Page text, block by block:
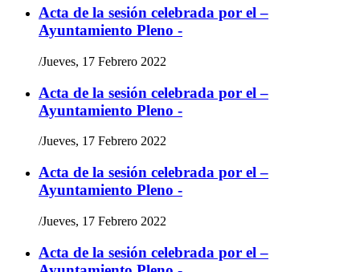
Acta de la sesión celebrada por el –
Ayuntamiento Pleno -
/Jueves, 17 Febrero 2022
Acta de la sesión celebrada por el –
Ayuntamiento Pleno -
/Jueves, 17 Febrero 2022
Acta de la sesión celebrada por el –
Ayuntamiento Pleno -
/Jueves, 17 Febrero 2022
Acta de la sesión celebrada por el –